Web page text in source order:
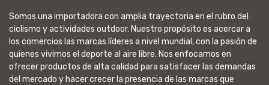
Somos una importadora con amplia trayectoria en el rubro del
ciclismo y actividades outdoor. Nuestro propósito es acercar a
los comercios las marcas líderes a nivel mundial, con la pasión de
quienes vivimos el deporte al aire libre. Nos enfocamos en
ofrecer productos de alta calidad para satisfacer las demandas
del mercado y hacer crecer la presencia de las marcas que